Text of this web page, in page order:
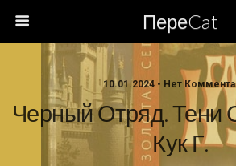
ПереCat
10.01.2024 • Нет
Черный Отряд. Тени
Кук Г.